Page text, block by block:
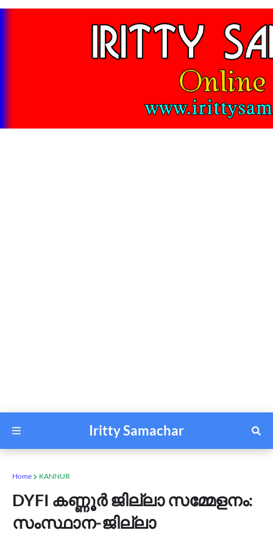
Iritty Samachar
Home KANNUR
DYFI കണ്ണൂർ ജില്ലാ സമ്മേളനം:
സംസ്ഥാന-ജില്ലാ